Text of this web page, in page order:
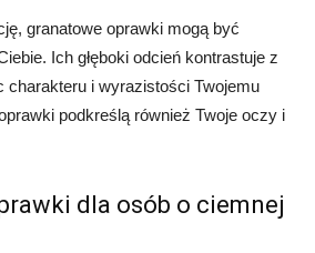
granatowe oprawki mogą być
Ich głęboki odcień kontrastuje z
charakteru i wyrazistości Twojemu
podkreślą również Twoje oczy i
dla osób o ciemnej